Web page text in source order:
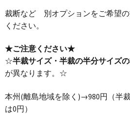
裁断など 別オプションをご希望
ください。
★ご注意ください★
☆半裁サイズ・半裁の半分サイズ
が異なります。☆
本州(離島地域を除く)→980円（半
は0円）